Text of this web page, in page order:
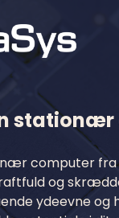
stationær
computer fra
og
ydeevne